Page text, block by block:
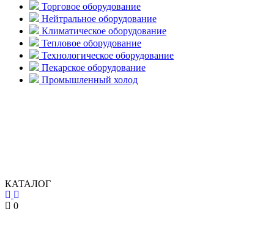
Торговое оборудование
Нейтральное оборудование
Климатическое оборудование
Тепловое оборудование
Технологическое оборудование
Пекарское оборудование
Промышленный холод
КАТАЛОГ
0